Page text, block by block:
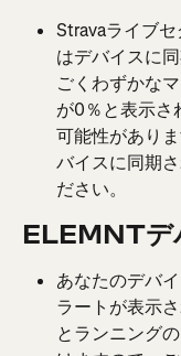
Stravaライブ
はデバイスに
ごくわずかな
が0％と表示さ
可能性があり
バイスに同期
ださい。
ELEMNTデ
あなたのデバ
ラートが表示
とランニング